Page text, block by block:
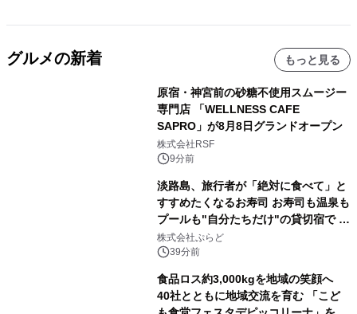
グルメの新着 もっと見る
原宿・神宮前の砂糖不使用スムージー
専門店 「WELLNESS CAFE
SAPRO」が8月8日グランドオープン
株式会社RSF
9分前
淡路島、旅行者が「絶対に食べて」と
すすめたくなるお寿司 お寿司も温泉も
プールも"自分たちだけ"の貸切宿で 1
日1組限定「岩屋温泉 絵島別庭 海と
森」の握り寿司プラン
株式会社ぷらど
39分前
食品ロス約3,000kgを地域の笑顔へ
40社とともに地域交流を育む 「こど